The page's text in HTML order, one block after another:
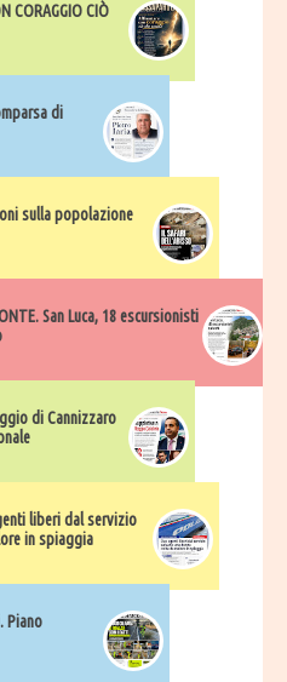
CORAGGIO CIÒ
di
sulla popolazione
San Luca, 18 escursionisti
di Cannizzaro
liberi dal servizio
in spiaggia
Piano